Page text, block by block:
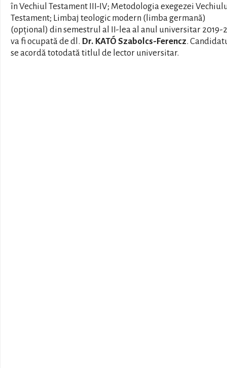
în Vechiul Testament III-IV; Metodologia exegezei
Testament; Limbaj teologic modern (limba germană)
(opțional) din semestrul al II-lea al anul universitar 2019-
va fi ocupată de dl. Dr. KATÓ Szabolcs-Ferencz.
se acordă totodată titlul de lector universitar.